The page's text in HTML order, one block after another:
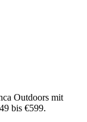
Outdoors mit
bis €599.